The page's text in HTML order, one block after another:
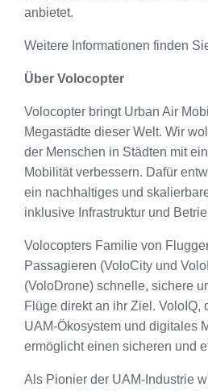
anbietet.
Weitere Informationen finden
Über Volocopter
Volocopter bringt Urban Air
Megastädte dieser Welt. Wir
der Menschen in Städten mit
Mobilität verbessern. Dafür
ein nachhaltiges und
inklusive Infrastruktur und
Volocopters Familie von
Passagieren (VoloCity und
(VoloDrone) schnelle, sichere
Flüge direkt an ihr Ziel. VoloIQ,
UAM-Ökosystem und digitales
ermöglicht einen sicheren und
Als Pionier der UAM-Industrie